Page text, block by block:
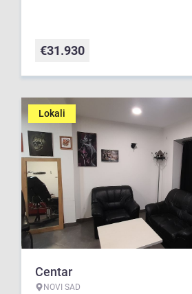
€31.930
Lokali
Centar
NOVI SAD